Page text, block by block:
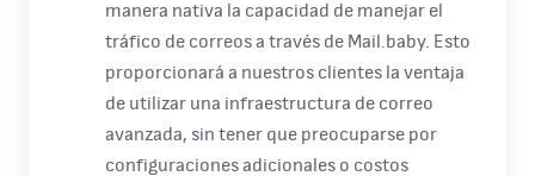
manera nativa la capacidad de manejar el
tráfico de correos a través de Mail.baby. Esto
proporcionará a nuestros clientes la ventaja
de utilizar una infraestructura de correo
avanzada, sin tener que preocuparse por
configuraciones adicionales o costos